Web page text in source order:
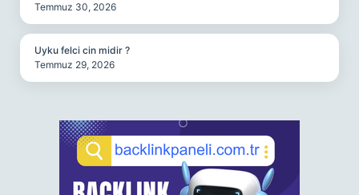
Temmuz 30, 2026
Uyku felci cin midir ?
Temmuz 29, 2026